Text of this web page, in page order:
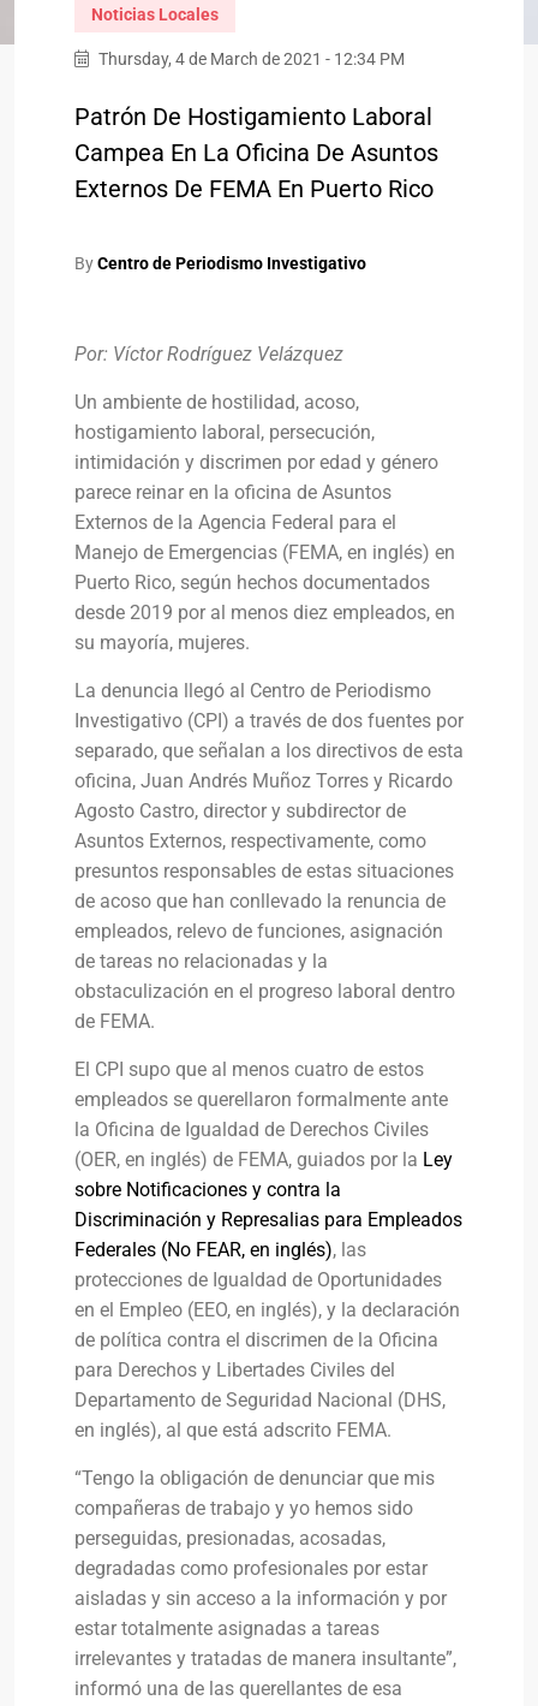
Noticias Locales
Thursday, 4 de March de 2021 - 12:34 PM
Patrón De Hostigamiento Laboral
Campea En La Oficina De Asuntos
Externos De FEMA En Puerto Rico
ByCentro de Periodismo Investigativo
Por: Víctor Rodríguez Velázquez
Un ambiente de hostilidad, acoso,
hostigamiento laboral, persecución,
intimidación y discrimen por edad y género
parece reinar en la oficina de Asuntos
Externos de la Agencia Federal para el
Manejo de Emergencias (FEMA, en inglés) en
Puerto Rico, según hechos documentados
desde 2019 por al menos diez empleados, en
su mayoría, mujeres.
La denuncia llegó al Centro de Periodismo
Investigativo (CPI) a través de dos fuentes por
separado, que señalan a los directivos de esta
oficina, Juan Andrés Muñoz Torres y Ricardo
Agosto Castro, director y subdirector de
Asuntos Externos, respectivamente, como
presuntos responsables de estas situaciones
de acoso que han conllevado la renuncia de
empleados, relevo de funciones, asignación
de tareas no relacionadas y la
obstaculización en el progreso laboral dentro
de FEMA.
El CPI supo que al menos cuatro de estos
empleados se querellaron formalmente ante
la Oficina de Igualdad de Derechos Civiles
(OER, en inglés) de FEMA, guiados por la Ley
sobre Notificaciones y contra la
Discriminación y Represalias para Empleados
Federales (No FEAR, en inglés), las
protecciones de Igualdad de Oportunidades
en el Empleo (EEO, en inglés), y la declaración
de política contra el discrimen de la Oficina
para Derechos y Libertades Civiles del
Departamento de Seguridad Nacional (DHS,
en inglés), al que está adscrito FEMA.
“Tengo la obligación de denunciar que mis
compañeras de trabajo y yo hemos sido
perseguidas, presionadas, acosadas,
degradadas como profesionales por estar
aisladas y sin acceso a la información y por
estar totalmente asignadas a tareas
irrelevantes y tratadas de manera insultante”,
informó una de las querellantes de esa